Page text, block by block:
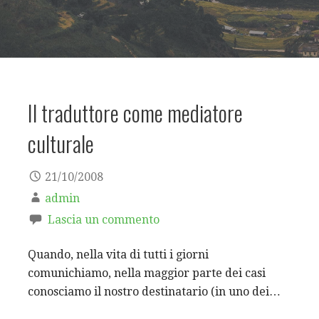
Il traduttore come mediatore
culturale
21/10/2008
admin
Lascia un commento
Quando, nella vita di tutti i giorni
comunichiamo, nella maggior parte dei casi
conosciamo il nostro destinatario (in uno dei…